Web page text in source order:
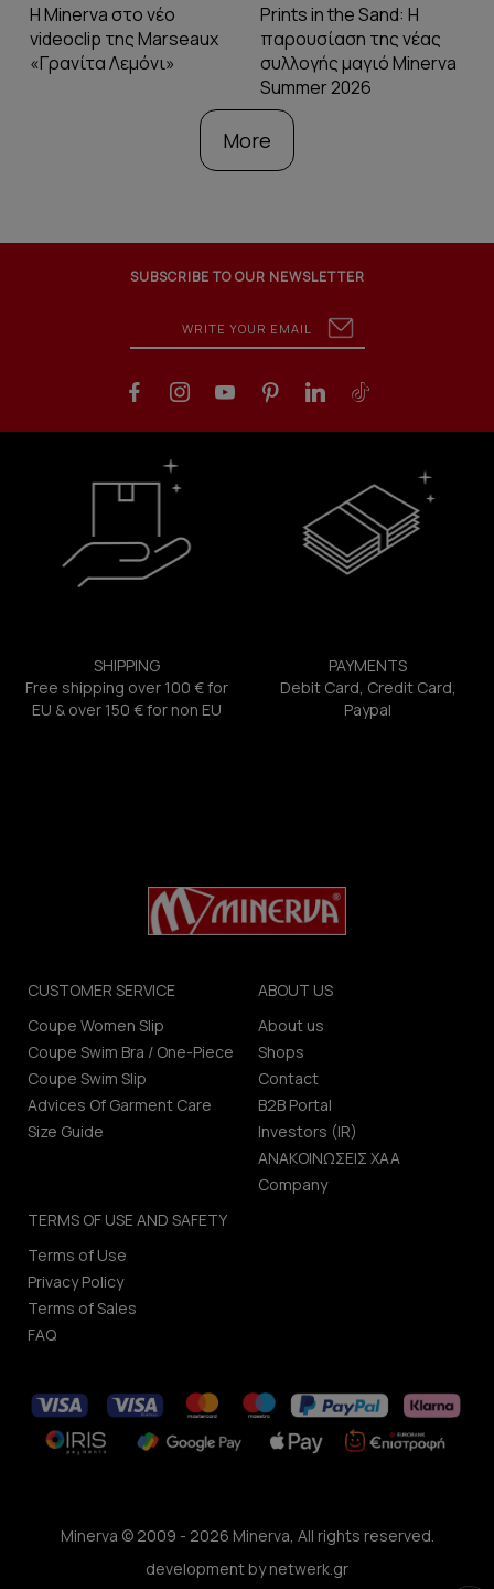
Η Minerva στο νέο
videoclip της Marseaux
«Γρανίτα Λεμόνι»
Prints in the Sand: Η
παρουσίαση της νέας
συλλογής μαγιό Minerva
Summer 2026
More
SUBSCRIBE TO OUR NEWSLETTER
SHIPPING
Free shipping over 100 € for
EU & over 150 € for non EU
PAYMENTS
Debit Card, Credit Card,
Paypal
CUSTOMER SERVICE
Coupe Women Slip
Coupe Swim Bra / One-Piece
Coupe Swim Slip
Advices Of Garment Care
Size Guide
ABOUT US
About us
Shops
Contact
B2B Portal
Investors (IR)
ΑΝΑΚΟΙΝΩΣΕΙΣ ΧΑΑ
Company
TERMS OF USE AND SAFETY
Terms of Use
Privacy Policy
Terms of Sales
FAQ
Minerva © 2009 - 2026 Minerva, All rights reserved.
development bynetwerk.gr